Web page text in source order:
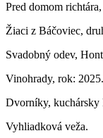
Pred domom
Žiaci z Báčoviec,
Svadobný odev,
Vinohrady, rok: 2025.
Dvorníky, kuchársky
Vyhliadková veža.